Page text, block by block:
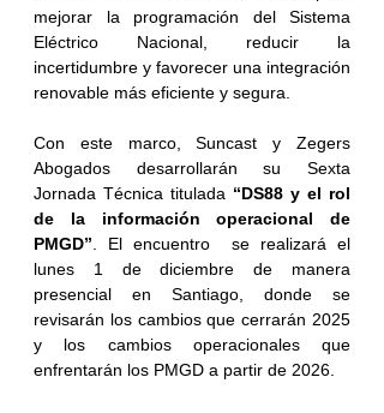
mejorar la programación del Sistema
Eléctrico Nacional, reducir la
incertidumbre y favorecer una integración
renovable más eficiente y segura.
Con este marco, Suncast y Zegers
Abogados desarrollarán su Sexta
Jornada Técnica titulada “DS88 y el rol
de la información operacional de
PMGD” . El encuentro  se realizará el
lunes 1 de diciembre de manera
presencial en Santiago, donde se
revisarán los cambios que cerrarán 2025
y los cambios operacionales que
enfrentarán los PMGD a partir de 2026.